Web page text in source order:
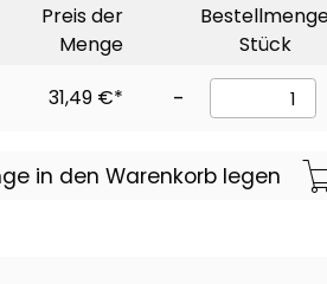
Preis der
Menge
Stück
31,49 €* -
in den Warenkorb legen